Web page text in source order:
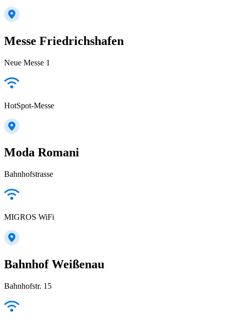
Messe Friedrichshafen
Neue Messe 1
HotSpot-Messe
Moda Romani
Bahnhofstrasse
MIGROS WiFi
Bahnhof Weißenau
Bahnhofstr. 15